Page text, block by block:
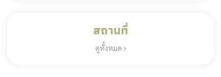
สถานที่
ดูทั้งหมด